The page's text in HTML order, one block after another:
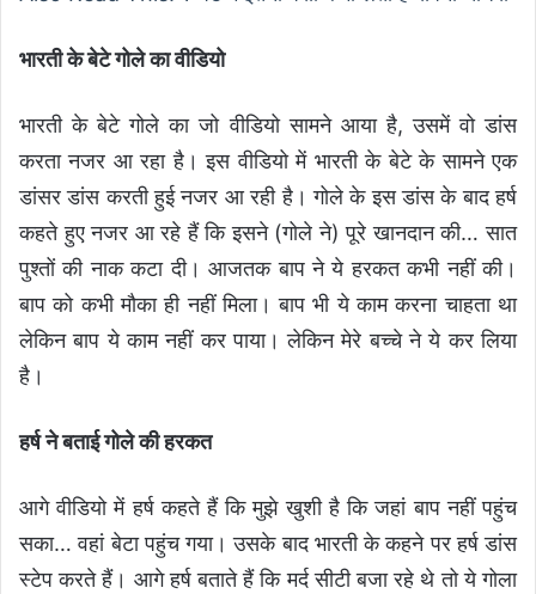
भारती के बेटे गोले का वीडियो
भारती के बेटे गोले का जो वीडियो सामने आया है, उसमें वो डांस
करता नजर आ रहा है। इस वीडियो में भारती के बेटे के सामने एक
डांसर डांस करती हुई नजर आ रही है। गोले के इस डांस के बाद हर्ष
कहते हुए नजर आ रहे हैं कि इसने (गोले ने) पूरे खानदान की… सात
पुश्तों की नाक कटा दी। आजतक बाप ने ये हरकत कभी नहीं की।
बाप को कभी मौका ही नहीं मिला। बाप भी ये काम करना चाहता था
लेकिन बाप ये काम नहीं कर पाया। लेकिन मेरे बच्चे ने ये कर लिया
है।
हर्ष ने बताई गोले की हरकत
आगे वीडियो में हर्ष कहते हैं कि मुझे खुशी है कि जहां बाप नहीं पहुंच
सका… वहां बेटा पहुंच गया। उसके बाद भारती के कहने पर हर्ष डांस
स्टेप करते हैं। आगे हर्ष बताते हैं कि मर्द सीटी बजा रहे थे तो ये गोला